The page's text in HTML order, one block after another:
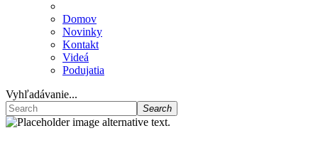
Domov
Novinky
Kontakt
Videá
Podujatia
Vyhľadávanie...
Search